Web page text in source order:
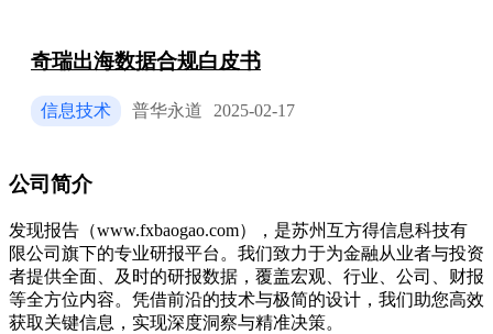
奇瑞出海数据合规白皮书
信息技术 普华永道 2025-02-17
公司简介
发现报告（www.fxbaogao.com），是苏州互方得信息科技有
限公司旗下的专业研报平台。我们致力于为金融从业者与投资
者提供全面、及时的研报数据，覆盖宏观、行业、公司、财报
等全方位内容。凭借前沿的技术与极简的设计，我们助您高效
获取关键信息，实现深度洞察与精准决策。